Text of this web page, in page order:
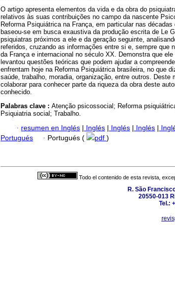
O artigo apresenta elementos da vida e da obra do
relativos às suas contribuições no campo da nascente
Reforma Psiquiátrica na França, em particular nas
baseou-se em busca exaustiva da produção escrita de Le
psiquiatras próximos a ele e da geração seguinte,
referidos, cruzando as informações entre si e, sempre que
da França e internacional no século XX. Demonstra que
levantou questões teóricas que podem ajudar a
enfrentam hoje na Reforma Psiquiátrica brasileira, no que
saúde, trabalho, moradia, organização, entre outros. Deste
colaborar para conhecer parte da riqueza da obra deste
conhecido.
Palabras clave : Atenção psicossocial; Reforma
Psiquiatria social; Trabalho.
· resumen en Inglés | Inglés | Inglés | Inglés |
Portugués
· Portugués ( pdf )
Todo el contenido de esta revista,
R. São
20550-013
Tel.: